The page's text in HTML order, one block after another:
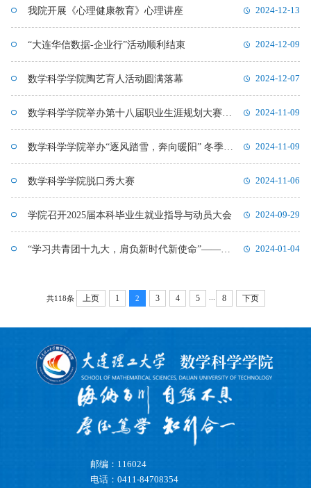
2024-12-13
我院开展《心理健康教育》心理讲座
2024-12-09
“大连华信数据-企业行”活动顺利结束
2024-12-07
数学科学学院陶艺育人活动圆满落幕
2024-11-09
数学科学学院举办第十八届职业生涯规划大赛初赛
2024-11-09
数学科学学院举办“逐风踏雪，奔向暖阳” 冬季长跑比赛
2024-11-06
数学科学学院脱口秀大赛
2024-09-29
学院召开2025届本科毕业生就业指导与动员大会
2024-01-04
“学习共青团十九大，肩负新时代新使命”——数学科学学院第四期团校团校培训活动顺利开展
共118条 上页 1 2 3 4 5 ... 8 下页
邮编：116024
电话：0411-84708354